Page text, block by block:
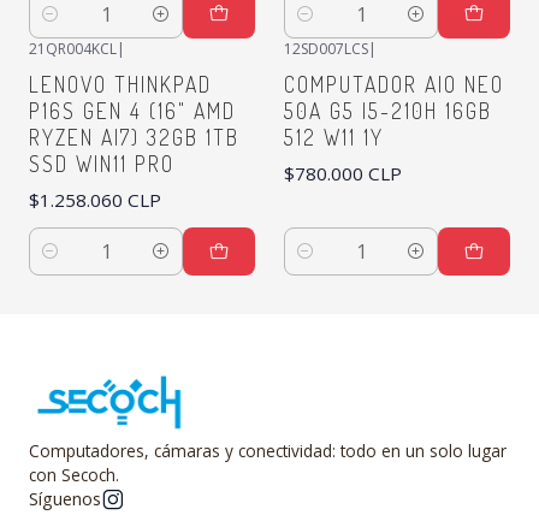
Cantidad Cantidad
21QR004KCL|
LENOVO THINKPAD
P16S GEN 4 (16" AMD
RYZEN AI7) 32GB 1TB
SSD WIN11 PRO
$1.258.060 CLP
Cantidad
12SD007LCS|
COMPUTADOR AIO NEO
50A G5 I5-210H 16GB
512 W11 1Y
$780.000 CLP
Cantidad
Computadores, cámaras y conectividad: todo en un solo lugar
con Secoch.
Síguenos